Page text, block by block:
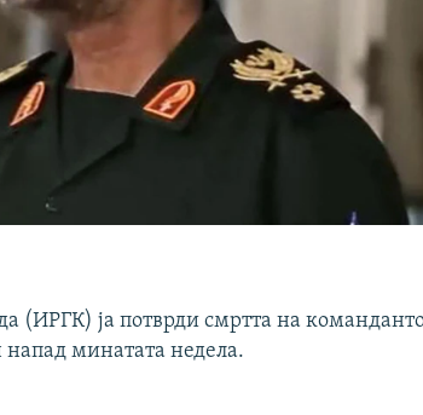
(ИРГК) ја потврди смртта на
минатата недела.